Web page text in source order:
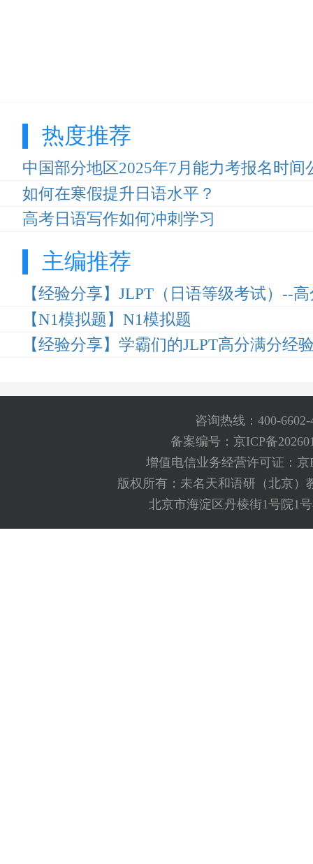
热度推荐
中国部分地区2025年7月能力考报名时间
如何在寒假提升日语水平？
高考日语写作如何冲刺学习
主编推荐
【经验分享】JLPT（日语等级考试）--
【N1模拟题】N1模拟题
【经验分享】学霸们的JLPT高分满分经
咨询热线：400-6602-
备案编号：京ICP备
增值电信业务经营许可证：京
版权所有：未名天和语研（北京）
北京市海淀区丹棱街1号院1